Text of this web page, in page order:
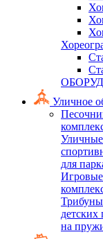
Уличное
для
Трибуны
на